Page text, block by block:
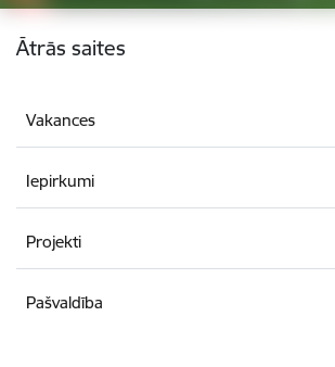
Kājene
Ātrās saites
Vakances
Iepirkumi
Projekti
Pašvaldība